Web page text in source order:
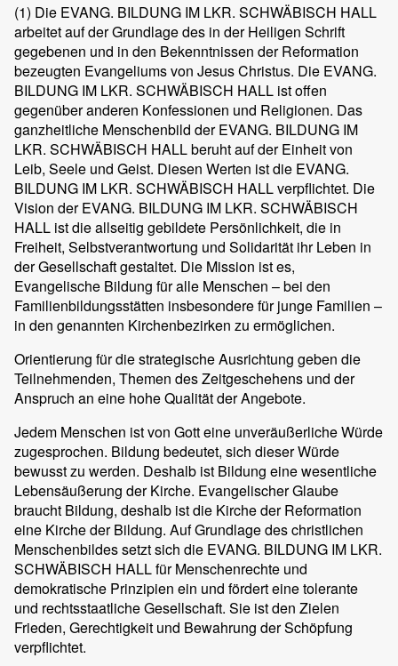
(1) Die EVANG. BILDUNG IM LKR. SCHWÄBISCH HALL
arbeitet auf der Grundlage des in der Heiligen Schrift
gegebenen und in den Bekenntnissen der Reformation
bezeugten Evangeliums von Jesus Christus. Die EVANG.
BILDUNG IM LKR. SCHWÄBISCH HALL ist offen
gegenüber anderen Konfessionen und Religionen. Das
ganzheitliche Menschenbild der EVANG. BILDUNG IM
LKR. SCHWÄBISCH HALL beruht auf der Einheit von
Leib, Seele und Geist. Diesen Werten ist die EVANG.
BILDUNG IM LKR. SCHWÄBISCH HALL verpflichtet. Die
Vision der EVANG. BILDUNG IM LKR. SCHWÄBISCH
HALL ist die allseitig gebildete Persönlichkeit, die in
Freiheit, Selbstverantwortung und Solidarität ihr Leben in
der Gesellschaft gestaltet. Die Mission ist es,
Evangelische Bildung für alle Menschen – bei den
Familienbildungsstätten insbesondere für junge Familien –
in den genannten Kirchenbezirken zu ermöglichen.
Orientierung für die strategische Ausrichtung geben die
Teilnehmenden, Themen des Zeitgeschehens und der
Anspruch an eine hohe Qualität der Angebote.
Jedem Menschen ist von Gott eine unveräußerliche Würde
zugesprochen. Bildung bedeutet, sich dieser Würde
bewusst zu werden. Deshalb ist Bildung eine wesentliche
Lebensäußerung der Kirche. Evangelischer Glaube
braucht Bildung, deshalb ist die Kirche der Reformation
eine Kirche der Bildung. Auf Grundlage des christlichen
Menschenbildes setzt sich die EVANG. BILDUNG IM LKR.
SCHWÄBISCH HALL für Menschenrechte und
demokratische Prinzipien ein und fördert eine tolerante
und rechtsstaatliche Gesellschaft. Sie ist den Zielen
Frieden, Gerechtigkeit und Bewahrung der Schöpfung
verpflichtet.